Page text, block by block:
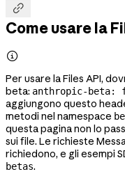

Come usare la

Per usare la Files API,
beta: anthropic-beta:
aggiungono questo
metodi nel namespace
questa pagina non lo
sui file. Le richieste
richiedono, e gli esempi
betas.